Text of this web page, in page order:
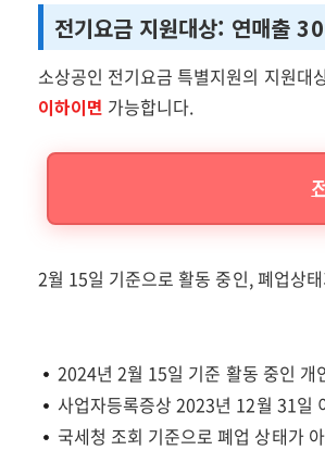
전기요금 지원대상: 연매출
소상공인 전기요금 특별지원의 지원대
이하이면 가능합니다.
2월 15일 기준으로 활동 중인, 폐업상
2024년 2월 15일 기준 활동 중인 개
사업자등록증상 2023년 12월 31일
국세청 조회 기준으로 폐업 상태가